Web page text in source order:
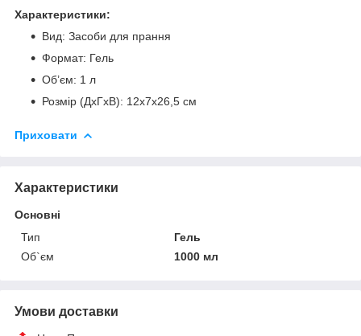
Характеристики:
Вид: Засоби для прання
Формат: Гель
Об’єм: 1 л
Розмір (ДxГxВ): 12x7x26,5 см
Приховати
Характеристики
Основні
Тип
Гель
Об`єм
1000 мл
Умови доставки